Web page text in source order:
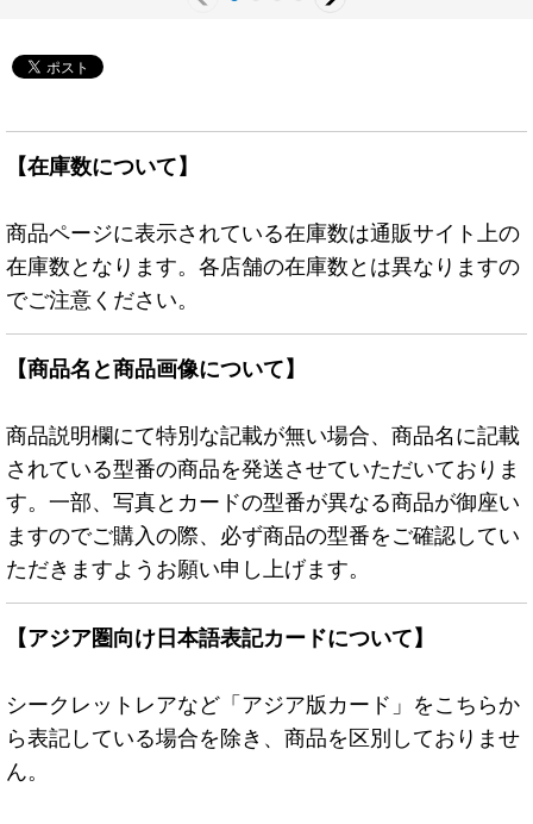
【在庫数について】
商品ページに表示されている在庫数は通販サイト上の
在庫数となります。各店舗の在庫数とは異なりますの
でご注意ください。
【商品名と商品画像について】
商品説明欄にて特別な記載が無い場合、商品名に記載
されている型番の商品を発送させていただいておりま
す。一部、写真とカードの型番が異なる商品が御座い
ますのでご購入の際、必ず商品の型番をご確認してい
ただきますようお願い申し上げます。
【アジア圏向け日本語表記カードについて】
シークレットレアなど「アジア版カード」をこちらか
ら表記している場合を除き、商品を区別しておりませ
ん。